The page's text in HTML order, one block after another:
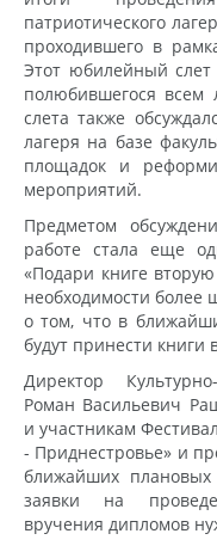
патриотического
проходившего в
Этот юбилейный
полюбившегося всем
слета также
лагеря на базе
площадок и
мероприятий.
Предметом
работе стала еще
«Подари книге
необходимости более
о том, что в
будут принести книги
Директор
Роман Васильевич
и участникам
- Приднестровье» и
ближайших плановых
заявки на
вручения дипломов